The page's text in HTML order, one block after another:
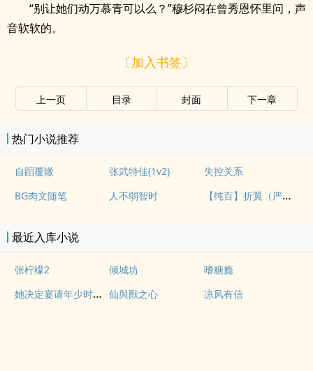
“别让她们动万慕青可以么？”穆杉闷在曾秀恩怀里问，声
音软软的。
〔加入书签〕
上一页 目录 封面 下一章
热门小说推荐
自蹈覆辙 张武特佳(1v2)
失控关系
BG肉文随笔
人不弱智时 【纯百】折翼（严厉上司是小鸟）
最近入库小说
张柠檬2 倾城坊 嗜糖瘾
她决定宴请年少时的自己（1v1H） 仙與獸之心 凉风有信